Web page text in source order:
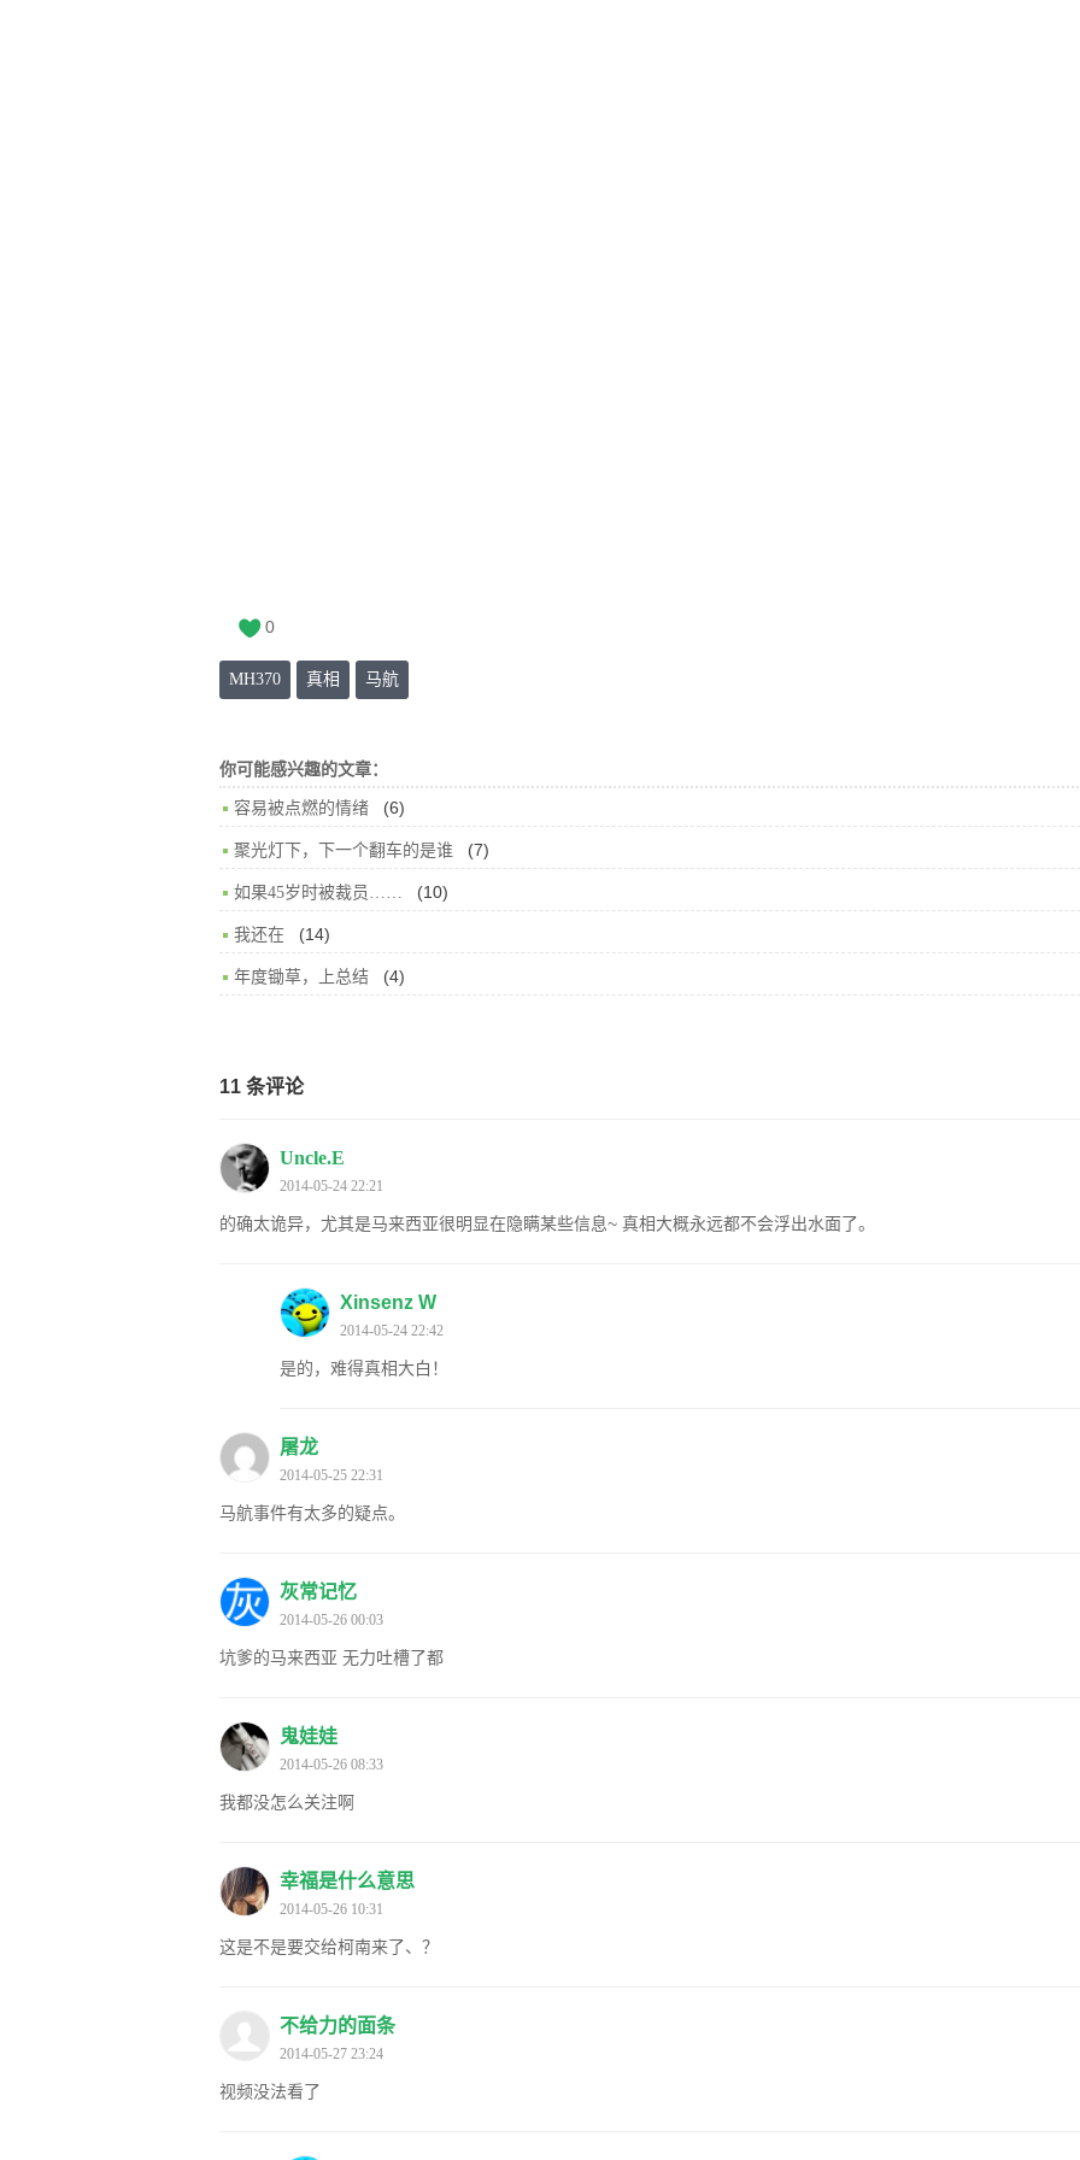
0
MH370 真相 马航
你可能感兴趣的文章：
容易被点燃的情绪 (6)
聚光灯下，下一个翻车的是谁 (7)
如果45岁时被裁员…… (10)
我还在 (14)
年度锄草，上总结 (4)
11 条评论
Uncle.E
2014-05-24 22:21
的确太诡异，尤其是马来西亚很明显在隐瞒某些信息~ 真相大概永远都不会浮出水面了。
Xinsenz W
2014-05-24 22:42
是的，难得真相大白！
屠龙
2014-05-25 22:31
马航事件有太多的疑点。
灰常记忆
2014-05-26 00:03
坑爹的马来西亚 无力吐槽了都
鬼娃娃
2014-05-26 08:33
我都没怎么关注啊
幸福是什么意思
2014-05-26 10:31
这是不是要交给柯南来了、？
不给力的面条
2014-05-27 23:24
视频没法看了